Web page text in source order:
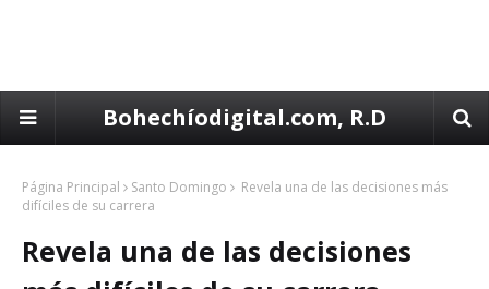
Bohechíodigital.com, R.D
Página Principal Santo Domingo
Revela una de las decisiones más
difíciles de su carrera
Revela una de las decisiones